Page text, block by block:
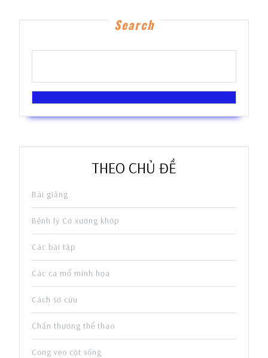
Search
THEO CHỦ ĐỀ
Bài giảng
Bệnh lý Cơ xương khớp
Các bài tập
Các ca mổ minh họa
Cách sơ cứu
Chấn thương thể thao
Cong vẹo cột sống